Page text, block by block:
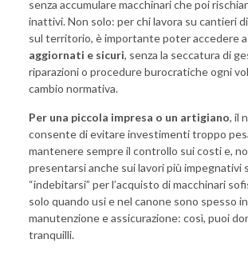
senza accumulare macchinari che poi
inattivi. Non solo: per chi lavora su cantieri
sul territorio, è importante poter accedere a
aggiornati e sicuri, senza la seccatura di
riparazioni o procedure burocratiche ogni
cambio normativa.
Per una piccola impresa o un artigiano, il
consente di evitare investimenti troppo
mantenere sempre il controllo sui costi e,
presentarsi anche sui lavori più impegnativi
“indebitarsi” per l’acquisto di macchinari
solo quando usi e nel canone sono spesso
manutenzione e assicurazione: così, puoi
tranquilli.